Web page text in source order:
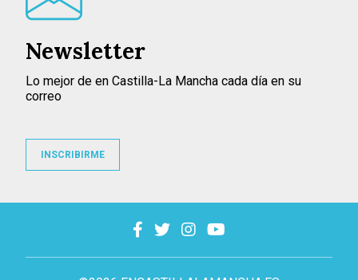
Newsletter
Lo mejor de en Castilla-La Mancha cada día en su
correo
INSCRIBIRME